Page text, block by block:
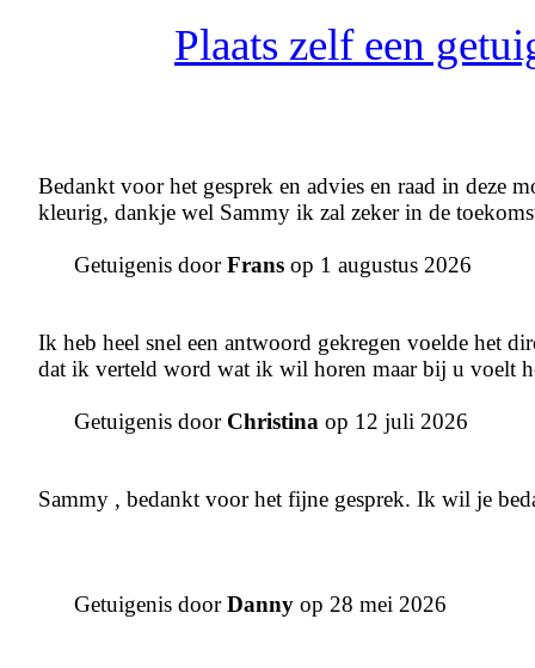
Plaats zelf een
Bedankt voor het gesprek en advies en raad in deze
kleurig, dankje wel Sammy ik zal zeker in de
Getuigenis doorFrans op 1 augustus 2026
Ik heb heel snel een antwoord gekregen voelde het
dat ik verteld word wat ik wil horen maar bij u voelt
Getuigenis door Christina op 12 juli 2026
Sammy , bedankt voor het fijne gesprek. Ik wil je
Getuigenis doorDanny op 28 mei 2026